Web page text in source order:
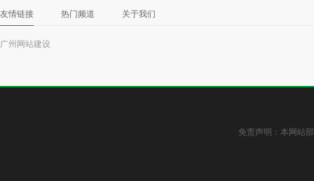
友情链接 热门频道 关于我们
广州网站建设
免责声明：本网站